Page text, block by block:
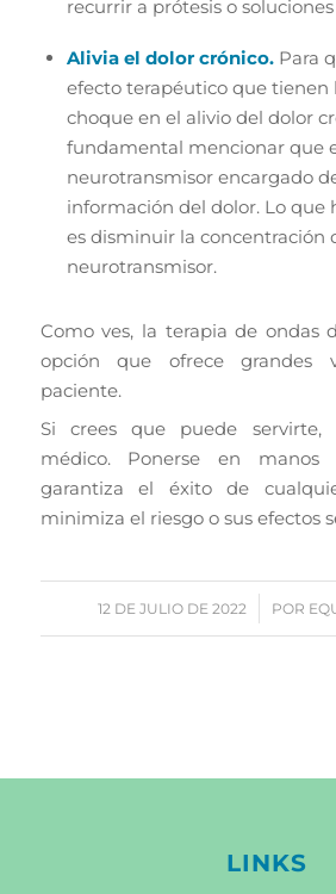
recurrir a prótesis o
Alivia el dolor crónico. Para
efecto terapéutico que tienen
choque en el alivio del dolor
fundamental mencionar que
neurotransmisor encargado
información del dolor. Lo que
es disminuir la concentración
neurotransmisor.
Como ves, la terapia de ondas
opción que ofrece grandes
paciente.
Si crees que puede
médico. Ponerse en manos
garantiza el éxito de
minimiza el riesgo o sus efectos
12 DE JULIO DE 2022
/ POR
LINKS